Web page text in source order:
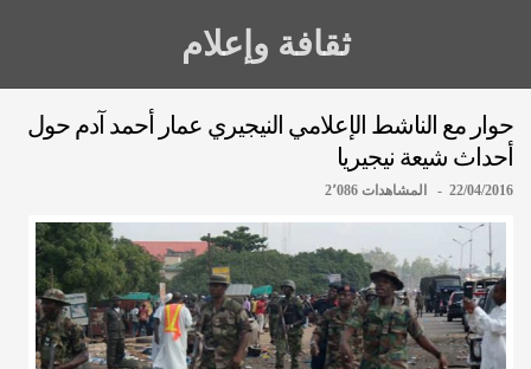
ثقافة وإعلام
حوار مع الناشط الإعلامي النيجيري عمار أحمد آدم حول
أحداث شيعة نيجيريا
22/04/2016 - المشاهدات 2٬086